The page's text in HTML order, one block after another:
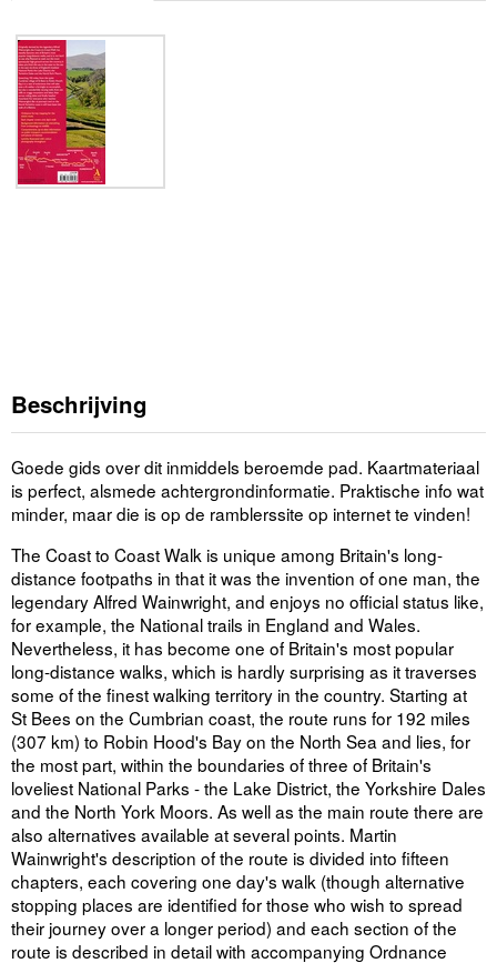
Beschrijving
Goede gids over dit inmiddels beroemde pad. Kaartmateriaal
is perfect, alsmede achtergrondinformatie. Praktische info wat
minder, maar die is op de ramblerssite op internet te vinden!
The Coast to Coast Walk is unique among Britain's long-
distance footpaths in that it was the invention of one man, the
legendary Alfred Wainwright, and enjoys no official status like,
for example, the National trails in England and Wales.
Nevertheless, it has become one of Britain's most popular
long-distance walks, which is hardly surprising as it traverses
some of the finest walking territory in the country. Starting at
St Bees on the Cumbrian coast, the route runs for 192 miles
(307 km) to Robin Hood's Bay on the North Sea and lies, for
the most part, within the boundaries of three of Britain's
loveliest National Parks - the Lake District, the Yorkshire Dales
and the North York Moors. As well as the main route there are
also alternatives available at several points. Martin
Wainwright's description of the route is divided into fifteen
chapters, each covering one day's walk (though alternative
stopping places are identified for those who wish to spread
their journey over a longer period) and each section of the
route is described in detail with accompanying Ordnance